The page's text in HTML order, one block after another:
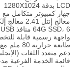
LCD بدقة 1280X1024
جهاز كمبيوتر متكامل مع
64G SSD، 6 منافذ USB، منفذ إيثيرنت: 10 / 100 إيثيرنت RJ45،
واجهة رسمية قابلة
طابعة حرارية 80 ملم مع قطع الورق التلقائي
دعم متعدد اللغات
قائمة الخدمة الفرعية